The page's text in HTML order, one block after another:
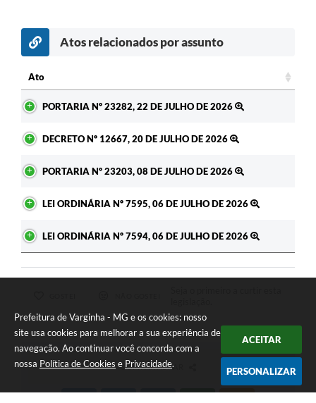
Prefeitura de Varginha - MG e os cookies: nosso
site usa cookies para melhorar a sua experiência de
navegação. Ao continuar você concorda com a
nossa Política de Cookies e Privacidade.
ACEITAR
PERSONALIZAR
Atos relacionados por assunto
Ato
PORTARIA Nº 23282, 22 DE JULHO DE 2026
DECRETO Nº 12667, 20 DE JULHO DE 2026
PORTARIA Nº 23203, 08 DE JULHO DE 2026
LEI ORDINÁRIA Nº 7595, 06 DE JULHO DE 2026
LEI ORDINÁRIA Nº 7594, 06 DE JULHO DE 2026
COMPARTILHAR